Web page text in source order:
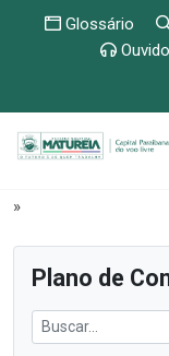
Glossário
»